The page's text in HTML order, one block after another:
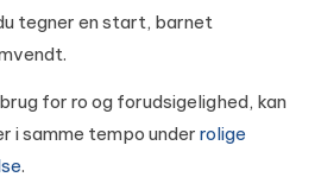
tegner en start, barnet
for ro og forudsigelighed, kan
i samme tempo under rolige
.